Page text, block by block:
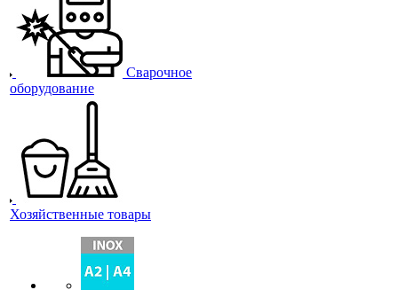
Сварочное
оборудование
Хозяйственные товары